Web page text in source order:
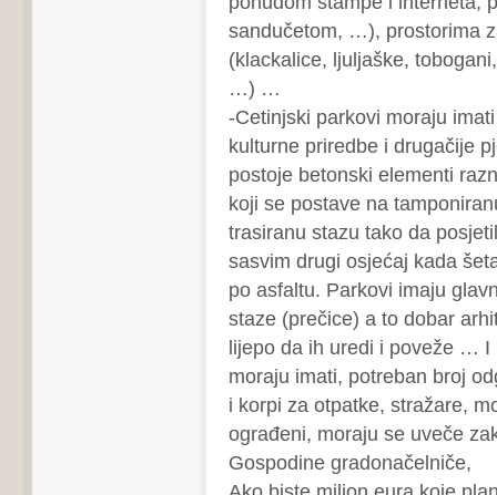
sandučetom, …), prostorima
(klackalice, ljuljaške,
…) …
-Cetinjski parkovi moraju
kulturne priredbe i drugačije
postoje betonski elementi
koji se postave na
trasiranu stazu tako da
sasvim drugi osjećaj kada
po asfaltu. Parkovi imaju
staze (prečice) a to dobar
lijepo da ih uredi i poveže … I
moraju imati, potreban broj
i korpi za otpatke, stražare,
ograđeni, moraju se uveče
Gospodine gradonačelniče,